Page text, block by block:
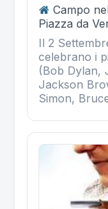
Campo
Piazza da
Il 2
celebrano i
(Bob Dylan,
Jackson
Simon,